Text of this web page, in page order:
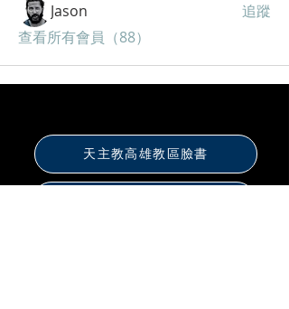
Jason
追蹤
查看所有會員（88）
天主教高雄教區臉書